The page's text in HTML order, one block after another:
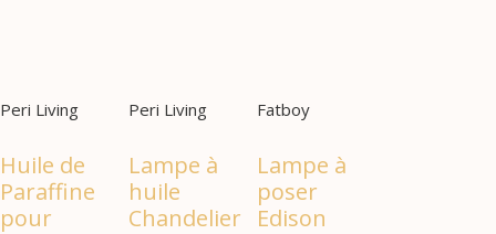
Peri Living
Huile de
Paraffine
pour
Peri Living
Lampe à
huile
Chandelier
Fatboy
Lampe à
poser
Edison